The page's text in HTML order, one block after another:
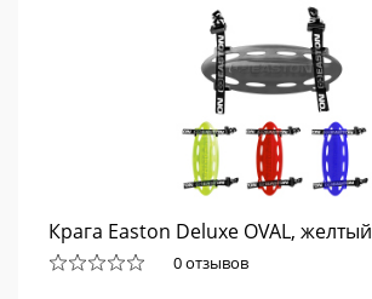
Крага Easton Deluxe OVAL, желтый
0 отзывов